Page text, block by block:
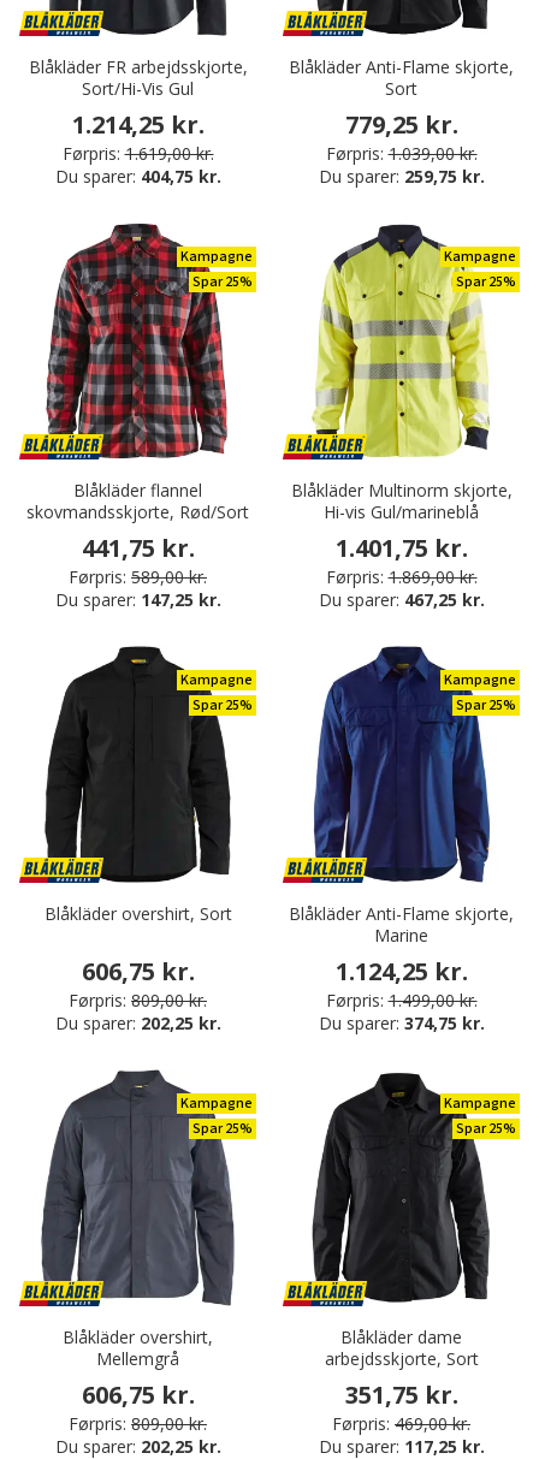
Blåkläder FR arbejdsskjorte,
Sort/Hi-Vis Gul
1.214,25 kr.
Førpris: 1.619,00 kr.
Du sparer: 404,75 kr.
Blåkläder Anti-Flame skjorte,
Sort
779,25 kr.
Førpris: 1.039,00 kr.
Du sparer: 259,75 kr.
Kampagne
Spar 25%
Blåkläder flannel
skovmandsskjorte, Rød/Sort
441,75 kr.
Førpris: 589,00 kr.
Du sparer: 147,25 kr.
Kampagne
Spar 25%
Blåkläder Multinorm skjorte,
Hi-vis Gul/marineblå
1.401,75 kr.
Førpris: 1.869,00 kr.
Du sparer: 467,25 kr.
Kampagne
Spar 25%
Blåkläder overshirt, Sort
606,75 kr.
Førpris: 809,00 kr.
Du sparer: 202,25 kr.
Kampagne
Spar 25%
Blåkläder Anti-Flame skjorte,
Marine
1.124,25 kr.
Førpris: 1.499,00 kr.
Du sparer: 374,75 kr.
Kampagne
Spar 25%
Blåkläder overshirt,
Mellemgrå
606,75 kr.
Førpris: 809,00 kr.
Du sparer: 202,25 kr.
Kampagne
Spar 25%
Blåkläder dame
arbejdsskjorte, Sort
351,75 kr.
Førpris: 469,00 kr.
Du sparer: 117,25 kr.